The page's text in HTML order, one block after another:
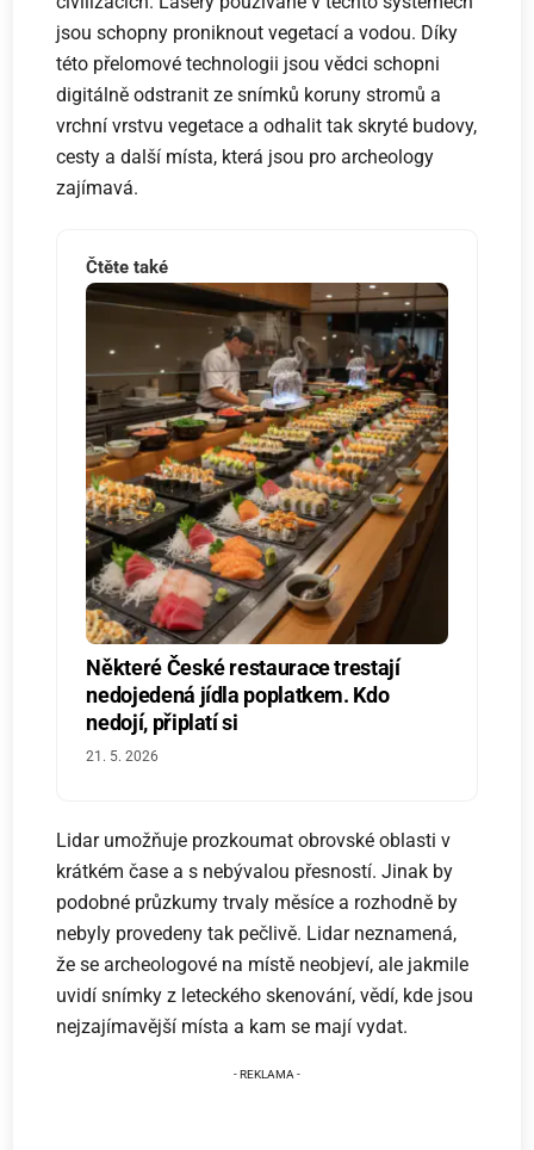
jsou schopny proniknout vegetací a vodou. Díky
této přelomové technologii jsou vědci schopni
digitálně odstranit ze snímků koruny stromů a
vrchní vrstvu vegetace a odhalit tak skryté budovy,
cesty a další místa, která jsou pro archeology
zajímavá.
Čtěte také
Některé České restaurace trestají
nedojedená jídla poplatkem. Kdo
nedojí, připlatí si
21. 5. 2026
Lidar umožňuje prozkoumat obrovské oblasti v
krátkém čase a s nebývalou přesností. Jinak by
podobné průzkumy trvaly měsíce a rozhodně by
nebyly provedeny tak pečlivě. Lidar neznamená,
že se archeologové na místě neobjeví, ale jakmile
uvidí snímky z leteckého skenování, vědí, kde jsou
nejzajímavější místa a kam se mají vydat.